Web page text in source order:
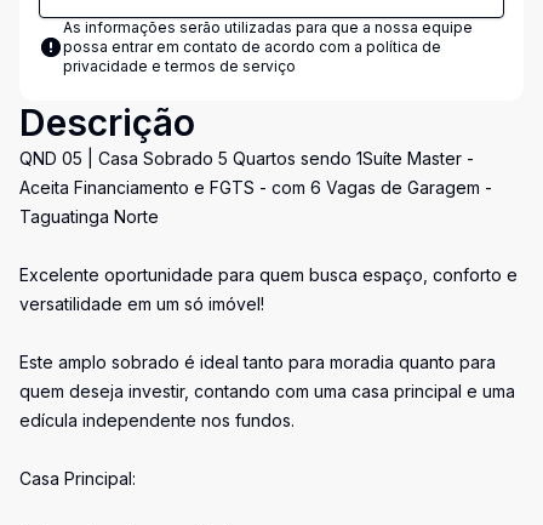
As informações serão utilizadas para que a nossa equipe
possa entrar em contato de acordo com a política de
privacidade e termos de serviço
Descrição
QND 05 | Casa Sobrado 5 Quartos sendo 1Suíte Master -
Aceita Financiamento e FGTS - com 6 Vagas de Garagem -
Taguatinga Norte
Excelente oportunidade para quem busca espaço, conforto e
versatilidade em um só imóvel!
Este amplo sobrado é ideal tanto para moradia quanto para
quem deseja investir, contando com uma casa principal e uma
edícula independente nos fundos.
Casa Principal: